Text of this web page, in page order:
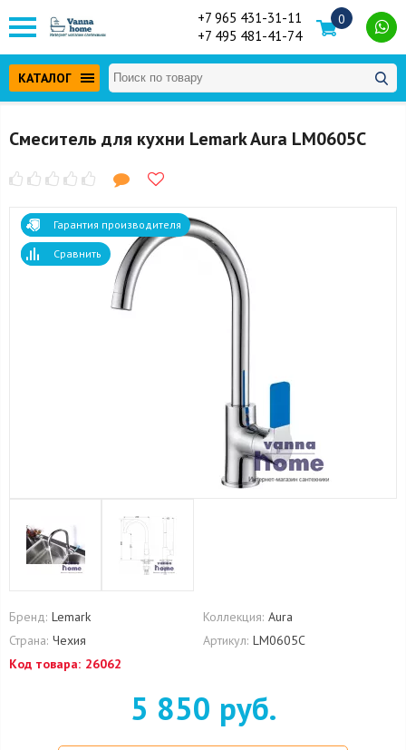
+7 965 431-31-11
+7 495 481-41-74
0
КАТАЛОГ
Смеситель для кухни Lemark Aura LM0605C
Гарантия производителя
Сравнить
Бренд: Lemark Коллекция: Aura
Страна: Чехия Артикул: LM0605C
Код товара: 26062
5 850 руб.